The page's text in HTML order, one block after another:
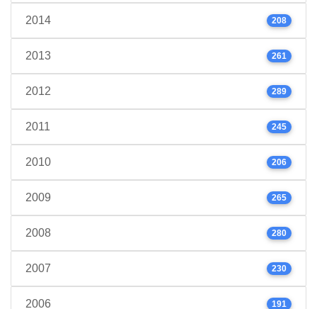
2014 208
2013 261
2012 289
2011 245
2010 206
2009 265
2008 280
2007 230
2006 191